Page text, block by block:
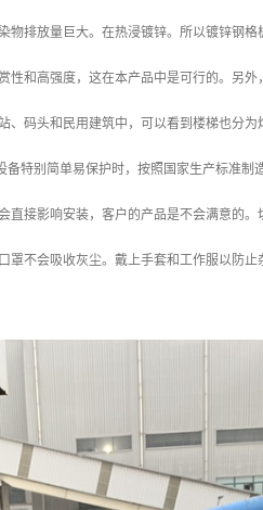
排放量巨大。在热浸镀锌。所以镀锌钢
和高强度，这在本产品中是可行的。另
码头和民用建筑中，可以看到楼梯也分
特别简单易保护时，按照国家生产标准制
接影响安装，客户的产品是不会满意的
不会吸收灰尘。戴上手套和工作服以防